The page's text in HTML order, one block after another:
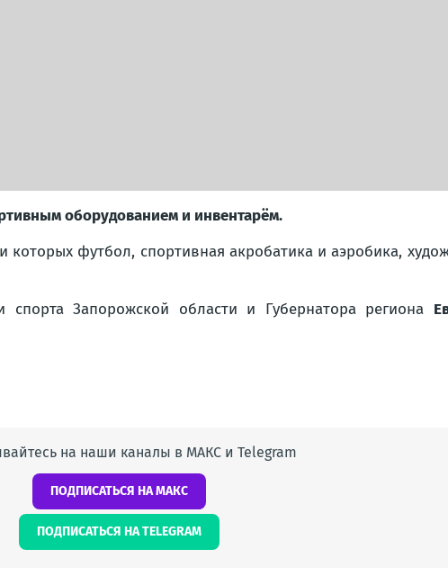
оборудованием и инвентарём.
футбол, спортивная акробатика и аэробика,
Запорожской области и Губернатора региона
на наши каналы в МАКС и Telegram
ПОДПИСАТЬСЯ НА МАКС
ПОДПИСАТЬСЯ НА TELEGRAM